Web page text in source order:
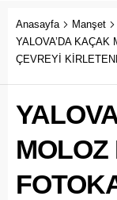
Anasayfa
Manşet
YALOVA’DA
ÇEVREYİ